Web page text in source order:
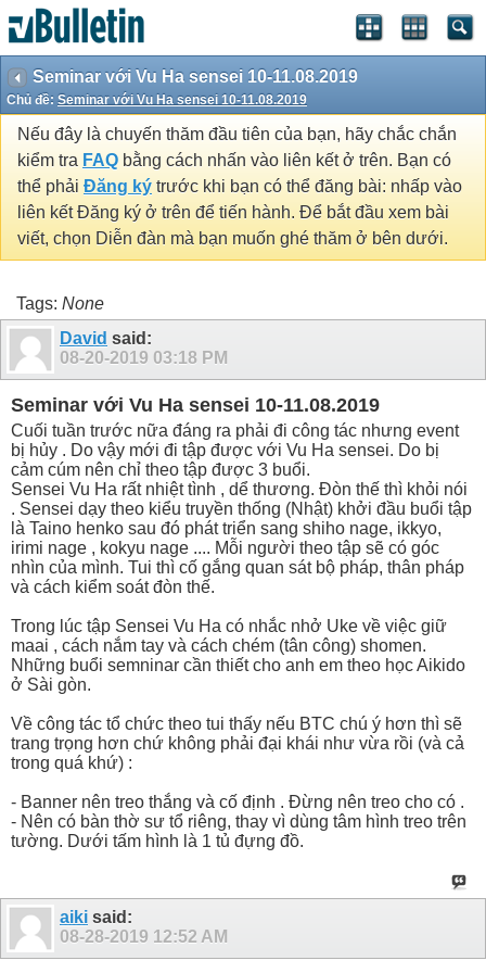
Seminar với Vu Ha sensei 10-11.08.2019
Chủ đề: Seminar với Vu Ha sensei 10-11.08.2019
Nếu đây là chuyến thăm đầu tiên của bạn, hãy chắc chắn
kiểm tra FAQ bằng cách nhấn vào liên kết ở trên. Bạn có
thể phải Đăng ký trước khi bạn có thể đăng bài: nhấp vào
liên kết Đăng ký ở trên để tiến hành. Để bắt đầu xem bài
viết, chọn Diễn đàn mà bạn muốn ghé thăm ở bên dưới.
Tags: None
David said:
08-20-2019 03:18 PM
Seminar với Vu Ha sensei 10-11.08.2019
Cuối tuần trước nữa đáng ra phải đi công tác nhưng event
bị hủy . Do vậy mới đi tập được với Vu Ha sensei. Do bị
cảm cúm nên chỉ theo tập được 3 buổi.
Sensei Vu Ha rất nhiệt tình , dể thương. Đòn thế thì khỏi nói
. Sensei dạy theo kiểu truyền thống (Nhật) khởi đầu buổi tập
là Taino henko sau đó phát triển sang shiho nage, ikkyo,
irimi nage , kokyu nage .... Mỗi người theo tập sẽ có góc
nhìn của mình. Tui thì cố gắng quan sát bộ pháp, thân pháp
và cách kiểm soát đòn thế.
Trong lúc tập Sensei Vu Ha có nhắc nhở Uke về việc giữ
maai , cách nắm tay và cách chém (tân công) shomen.
Những buổi semninar cần thiết cho anh em theo học Aikido
ở Sài gòn.
Về công tác tổ chức theo tui thấy nếu BTC chú ý hơn thì sẽ
trang trọng hơn chứ không phải đại khái như vừa rồi (và cả
trong quá khứ) :
- Banner nên treo thắng và cố định . Đừng nên treo cho có .
- Nên có bàn thờ sư tổ riêng, thay vì dùng tâm hình treo trên
tường. Dưới tấm hình là 1 tủ đựng đồ.
aiki said:
08-28-2019 12:52 AM